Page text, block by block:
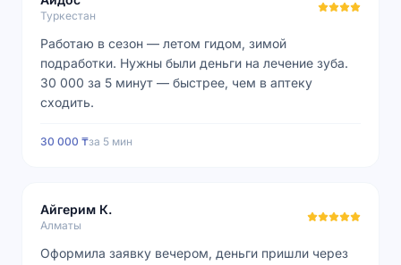
Туркестан
Работаю в сезон — летом гидом, зимой
подработки. Нужны были деньги на лечение зуба.
30 000 за 5 минут — быстрее, чем в аптеку
сходить.
30 000 ₸за 5 мин
Айгерим К.
Алматы
Оформила заявку вечером, деньги пришли через